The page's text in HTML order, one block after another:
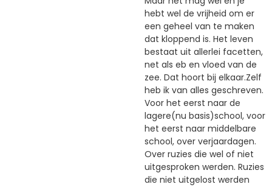
hebt wel de vrijheid om er
een geheel van te maken
dat kloppend is. Het leven
bestaat uit allerlei facetten,
net als eb en vloed van de
zee. Dat hoort bij elkaar.Zelf
heb ik van alles geschreven.
Voor het eerst naar de
lagere(nu basis)school, voor
het eerst naar middelbare
school, over verjaardagen.
Over ruzies die wel of niet
uitgesproken werden. Ruzies
die niet uitgelost werden